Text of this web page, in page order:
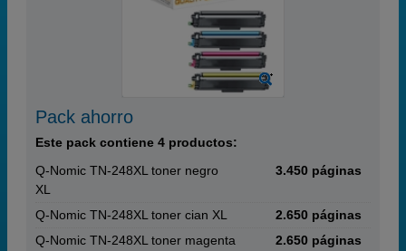
Pack ahorro
Este pack contiene 4 productos:
Q-Nomic TN-248XL toner negro
XL
3.450 páginas
Q-Nomic TN-248XL toner cian XL
2.650 páginas
Q-Nomic TN-248XL toner magenta
2.650 páginas